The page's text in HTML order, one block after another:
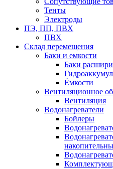
Тенты
Электроды
ПЭ, ПП, ПВХ
ПВХ
Склад перемещения
Баки и емкости
Баки
Ёмкости
Вентиляционное
Вентиляция
Водонагреватели
Бойлеры